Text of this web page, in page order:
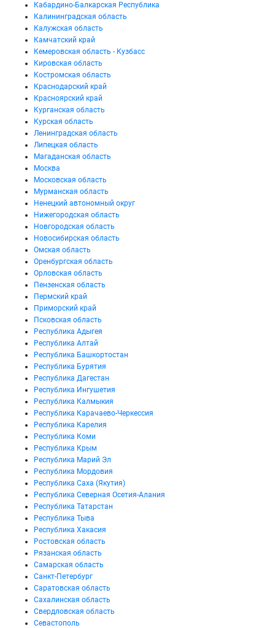
Кабардино-Балкарская Республика
Калининградская область
Калужская область
Камчатский край
Кемеровская область - Кузбасс
Кировская область
Костромская область
Краснодарский край
Красноярский край
Курганская область
Курская область
Ленинградская область
Липецкая область
Магаданская область
Москва
Московская область
Мурманская область
Ненецкий автономный округ
Нижегородская область
Новгородская область
Новосибирская область
Омская область
Оренбургская область
Орловская область
Пензенская область
Пермский край
Приморский край
Псковская область
Республика Адыгея
Республика Алтай
Республика Башкортостан
Республика Бурятия
Республика Дагестан
Республика Ингушетия
Республика Калмыкия
Республика Карачаево-Черкессия
Республика Карелия
Республика Коми
Республика Крым
Республика Марий Эл
Республика Мордовия
Республика Саха (Якутия)
Республика Северная Осетия-Алания
Республика Татарстан
Республика Тыва
Республика Хакасия
Ростовская область
Рязанская область
Самарская область
Санкт-Петербург
Саратовская область
Сахалинская область
Свердловская область
Севастополь